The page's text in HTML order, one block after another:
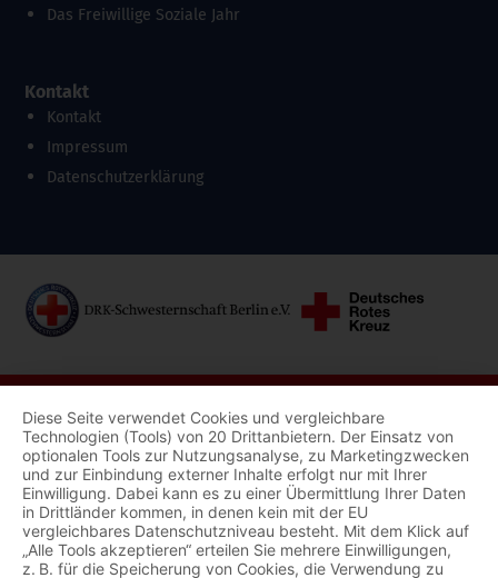
Das Freiwillige Soziale Jahr
Kontakt
Kontakt
Impressum
Datenschutzerklärung
Diese Seite verwendet Cookies und vergleichbare
Technologien (Tools) von 20 Drittanbietern. Der Einsatz von
optionalen Tools zur Nutzungsanalyse, zu Marketingzwecken
und zur Einbindung externer Inhalte erfolgt nur mit Ihrer
Einwilligung. Dabei kann es zu einer Übermittlung Ihrer Daten
in Drittländer kommen, in denen kein mit der EU
vergleichbares Datenschutzniveau besteht. Mit dem Klick auf
„Alle Tools akzeptieren“ erteilen Sie mehrere Einwilligungen,
z. B. für die Speicherung von Cookies, die Verwendung zu